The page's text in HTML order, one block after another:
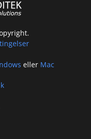
eller Mac